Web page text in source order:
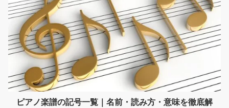
ピアノ楽譜の記号一覧｜名前・読み方・意味を徹底解